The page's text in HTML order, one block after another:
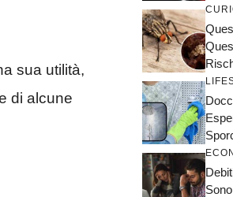
sua utilità,
di alcune